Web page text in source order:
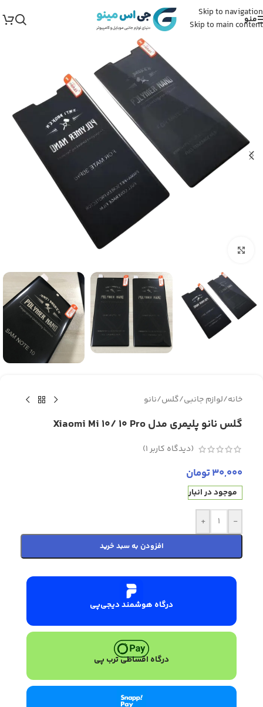
Skip to navigation
Skip to main content
منو
خانه/لوازم جانبی/گلس/نانو
گلس نانو پلیمری مدل Xiaomi Mi 10/ 10 Pro
(دیدگاه کاربر1
)
30,000تومان
موجود در انبار
-
+
افزودن به سبد خرید
درگاه هوشمند دیجی‌پی
درگاه اقساطی ترب پی